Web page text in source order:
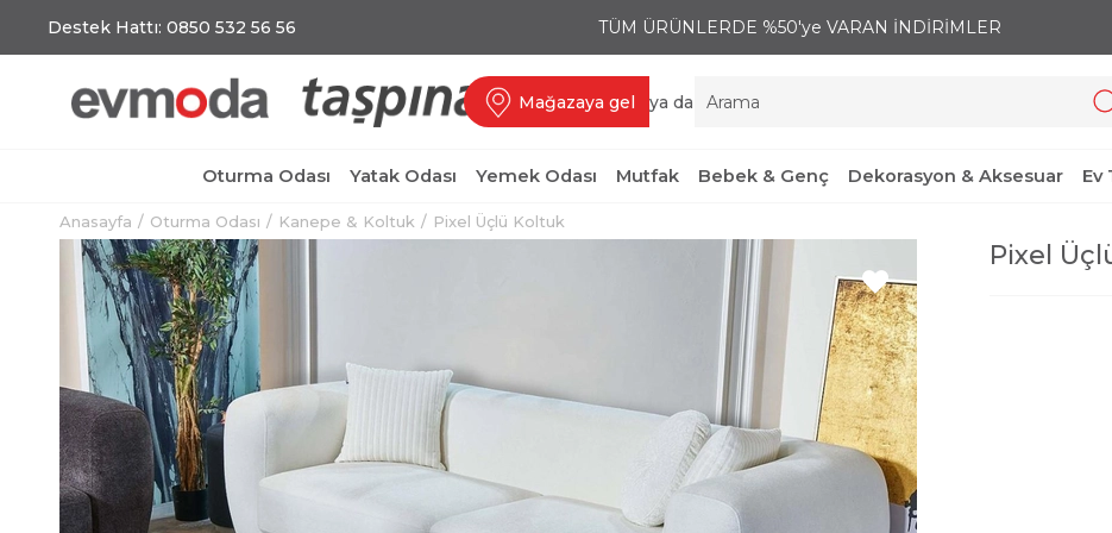
Destek Hattı: 0850 532 56 56 TÜM ÜRÜNLERDE %50'ye VARAN İNDİRİMLER
Mağazaya gel ya da
Oturma Odası Yatak Odası Yemek Odası Mutfak Bebek & Genç Dekorasyon & Aksesuar Ev
Anasayfa Oturma Odası Kanepe & Koltuk Pixel Üçlü Koltuk
Pixel